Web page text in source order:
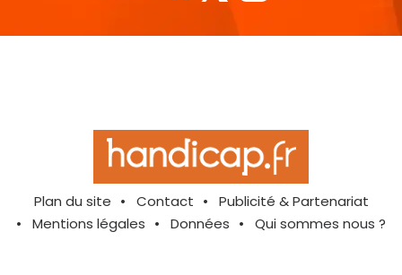
Plan du site Contact
Publicité & Partenariat
Mentions légales
Données Qui sommes nous ?